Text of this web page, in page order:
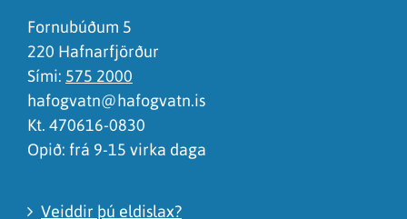
Ég skil ekki efnið, finnst það of flókið
Fornubúðum 5
220 Hafnarfjörður
Sími: 575 2000
hafogvatn@hafogvatn.is
Kt. 470616-0830
Opið: frá 9-15 virka daga
Veiddir þú eldislax?